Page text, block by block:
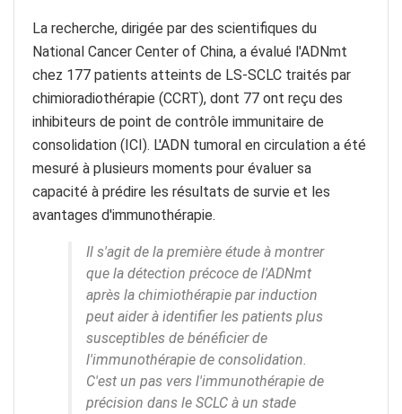
La recherche, dirigée par des scientifiques du
National Cancer Center of China, a évalué l'ADNmt
chez 177 patients atteints de LS-SCLC traités par
chimioradiothérapie (CCRT), dont 77 ont reçu des
inhibiteurs de point de contrôle immunitaire de
consolidation (ICI). L'ADN tumoral en circulation a été
mesuré à plusieurs moments pour évaluer sa
capacité à prédire les résultats de survie et les
avantages d'immunothérapie.
Il s'agit de la première étude à montrer
que la détection précoce de l'ADNmt
après la chimiothérapie par induction
peut aider à identifier les patients plus
susceptibles de bénéficier de
l'immunothérapie de consolidation.
C'est un pas vers l'immunothérapie de
précision dans le SCLC à un stade